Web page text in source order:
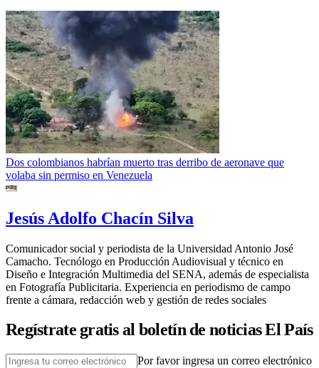
Dos colombianos habrían muerto tras derribo de aeronave que
volaba sin permiso en Venezuela
Jesús Adolfo Chacín Silva
Comunicador social y periodista de la Universidad Antonio José
Camacho. Tecnólogo en Producción Audiovisual y técnico en
Diseño e Integración Multimedia del SENA, además de especialista
en Fotografía Publicitaria. Experiencia en periodismo de campo
frente a cámara, redacción web y gestión de redes sociales
Regístrate gratis al boletín de noticias El País
Por favor ingresa un correo electrónico